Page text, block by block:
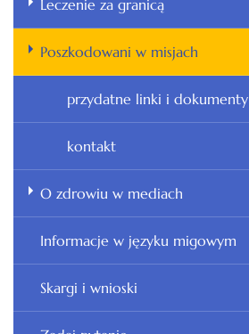
Leczenie za granicą
Poszkodowani w misjach
przydatne linki i dokumenty
kontakt
O zdrowiu w mediach
Informacje w języku migowym
Skargi i wnioski